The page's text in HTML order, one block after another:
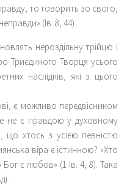
то говорить зо свого,
(Ів. 8, 44).
нероздільну трійцю і
Триєдиного Творця усього
наслідків, які з цього
є можливо передвісником
не є правдою у духовному
що хтось з усією певністю
віра є істинною? «Хто
є любов» (1 Ів. 4, 8). Така